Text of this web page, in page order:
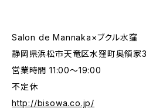
Salon de Mannaka×ブクル水窪
静岡県浜松市天竜区水窪町奥領家
営業時間 11:00〜19:00
不定休
http://bisowa.co.jp/